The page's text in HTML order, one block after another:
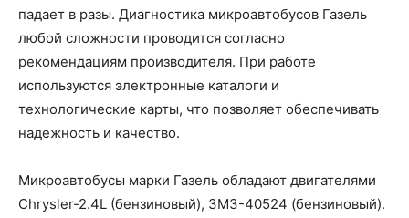
падает в разы. Диагностика микроавтобусов Газель
любой сложности проводится согласно
рекомендациям производителя. При работе
используются электронные каталоги и
технологические карты, что позволяет обеспечивать
надежность и качество.
Микроавтобусы марки Газель обладают двигателями
Chrysler-2.4L (бензиновый), ЗМЗ-40524 (бензиновый).